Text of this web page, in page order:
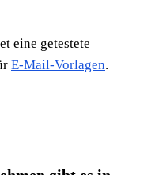
eine getestete
E-Mail-Vorlagen.